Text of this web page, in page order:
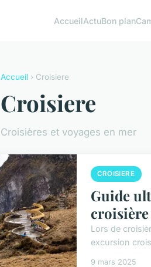
AccueilActuBon plan
Accueil › Croisiere
Croisiere
Croisières et voyages en mer
CROISIERE
Guide
croisière
Lors de
excursion
9 mars 2025